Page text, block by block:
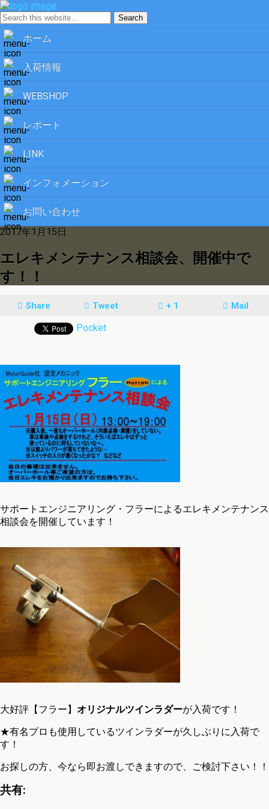
ホーム
入荷情報
WEBSHOP
レポート
LINK
インフォメーション
お問い合わせ
2017年1月15日
エレキメンテナンス相談会、開催中で
す！！
Share Tweet + 1 Mail
Pocket
サポートエンジニアリング・フラーによるエレキメンテナンス
相談会を開催しています！
大好評【フラー】 オリジナルツインラダーが入荷です！
★有名プロも使用しているツインラダーが久しぶりに入荷で
す！
お探しの方、今なら即お渡しできますので、ご検討下さい！！
共有: